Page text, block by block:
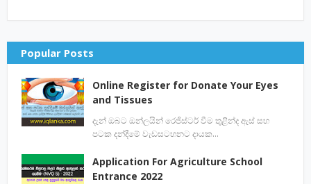
Popular Posts
Online Register for Donate Your Eyes
and Tissues
දැන් ඔබට ඔන්ලයින් රෙජිස්ටර් වීම තුළින්ද ඇස් සහ
පටක දන්දීමේ වැඩසටහනට දායක…
Application For Agriculture School
Entrance 2022